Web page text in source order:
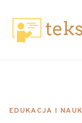
EDUKACJA I